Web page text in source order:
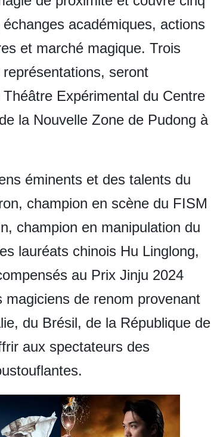
académiques, actions
et marché magique. Trois
seront
Expérimental du Centre
la Nouvelle Zone de Pudong à
éminents et des talents du
champion en scène du FISM
champion en manipulation du
lauréats chinois Hu Linglong,
au Prix Jinju 2024
de renom provenant
du Brésil, de la République de
aux spectateurs des